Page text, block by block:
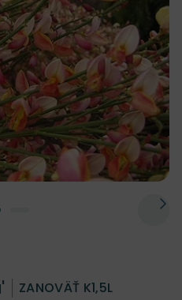
ZANOVÄŤ K1,5L